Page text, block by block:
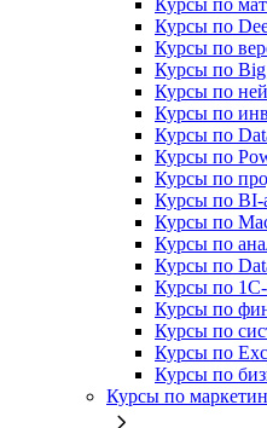
Курсы по
Курсы по
Курсы по
Курсы по Big
Курсы по
Курсы по
Курсы по
Курсы по
Курсы по
Курсы по
Курсы по
Курсы по
Курсы по
Курсы по
Курсы по
Курсы по
Курсы по
Курсы по
Курсы по